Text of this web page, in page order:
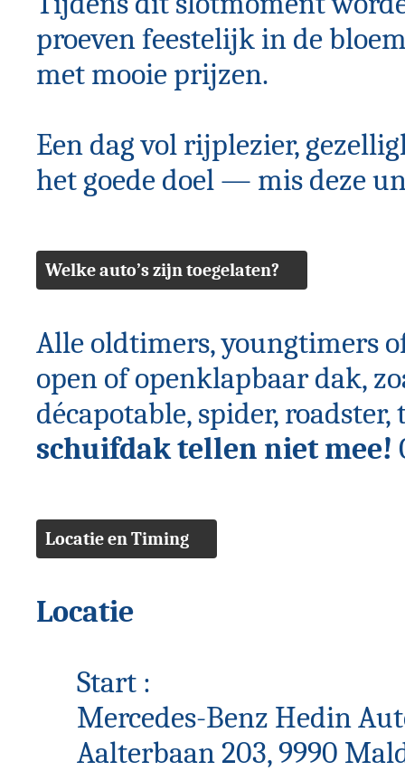
proeven feestelijk in de
met mooie prijzen.
Een dag vol rijplezier,
het goede doel — mis deze
Welke auto’s zijn toegelaten?
Alle oldtimers, youngtimers
open of openklapbaar dak,
décapotable, spider, roadster,
schuifdak tellen niet mee!
Locatie en Timing
Locatie
Start :
Mercedes-Benz Hedin
Aalterbaan 203, 9990